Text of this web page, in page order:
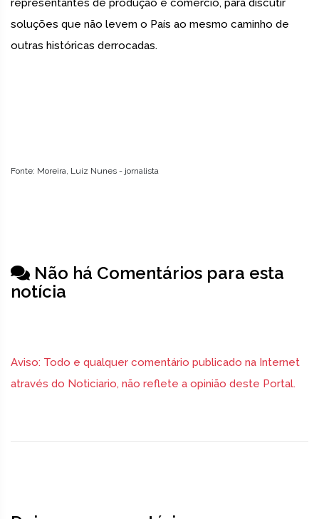
representantes de produção e comércio, para discutir
soluções que não levem o País ao mesmo caminho de
outras históricas derrocadas.
Fonte: Moreira, Luiz Nunes - jornalista
Não há Comentários para esta
notícia
Aviso: Todo e qualquer comentário publicado na Internet
através do Noticiario, não reflete a opinião deste Portal.